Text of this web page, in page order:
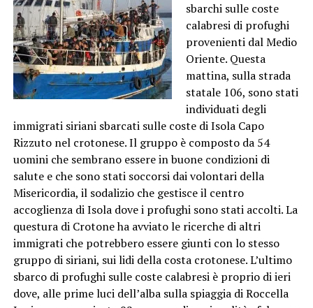
sbarchi sulle coste
calabresi di profughi
provenienti dal Medio
Oriente. Questa
mattina, sulla strada
statale 106, sono stati
individuati degli
immigrati siriani sbarcati sulle coste di Isola Capo
Rizzuto nel crotonese. Il gruppo è composto da 54
uomini che sembrano essere in buone condizioni di
salute e che sono stati soccorsi dai volontari della
Misericordia, il sodalizio che gestisce il centro
accoglienza di Isola dove i profughi sono stati accolti. La
questura di Crotone ha avviato le ricerche di altri
immigrati che potrebbero essere giunti con lo stesso
gruppo di siriani, sui lidi della costa crotonese. L’ultimo
sbarco di profughi sulle coste calabresi è proprio di ieri
dove, alle prime luci dell’alba sulla spiaggia di Roccella